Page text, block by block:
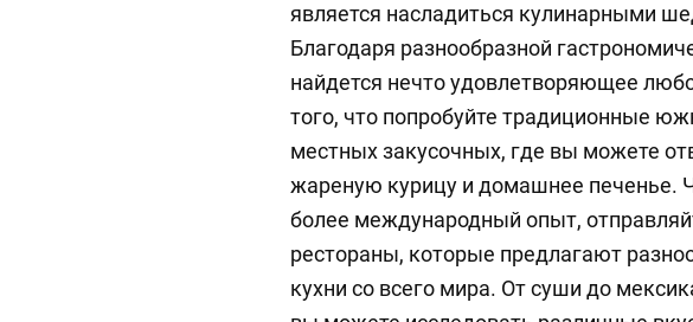
является насладиться кулинарными
Благодаря разнообразной
найдется нечто удовлетворяющее
того, что попробуйте традиционные
местных закусочных, где вы можете
жареную курицу и домашнее печенье.
более международный опыт,
рестораны, которые предлагают
кухни со всего мира. От суши до